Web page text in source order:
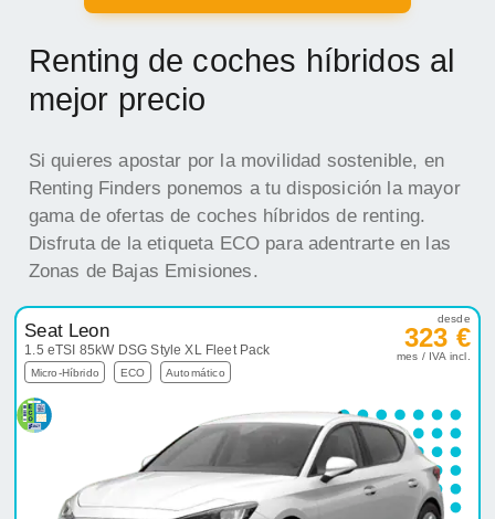
Renting de coches híbridos al
mejor precio
Si quieres apostar por la movilidad sostenible, en
Renting Finders ponemos a tu disposición la mayor
gama de ofertas de coches híbridos de renting.
Disfruta de la etiqueta ECO para adentrarte en las
Zonas de Bajas Emisiones.
Seat Leon
1.5 eTSI 85kW DSG Style XL Fleet Pack
Micro-Híbrido ECO Automático
desde
323 €
mes / IVA incl.